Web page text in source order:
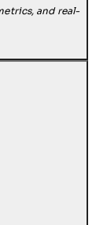
and real-